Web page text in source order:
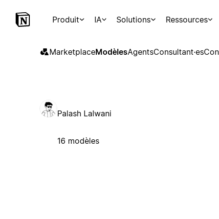
Produit IA Solutions Ressources
MarketplaceModèlesAgentsConsultant·es
Palash Lalwani
16 modèles